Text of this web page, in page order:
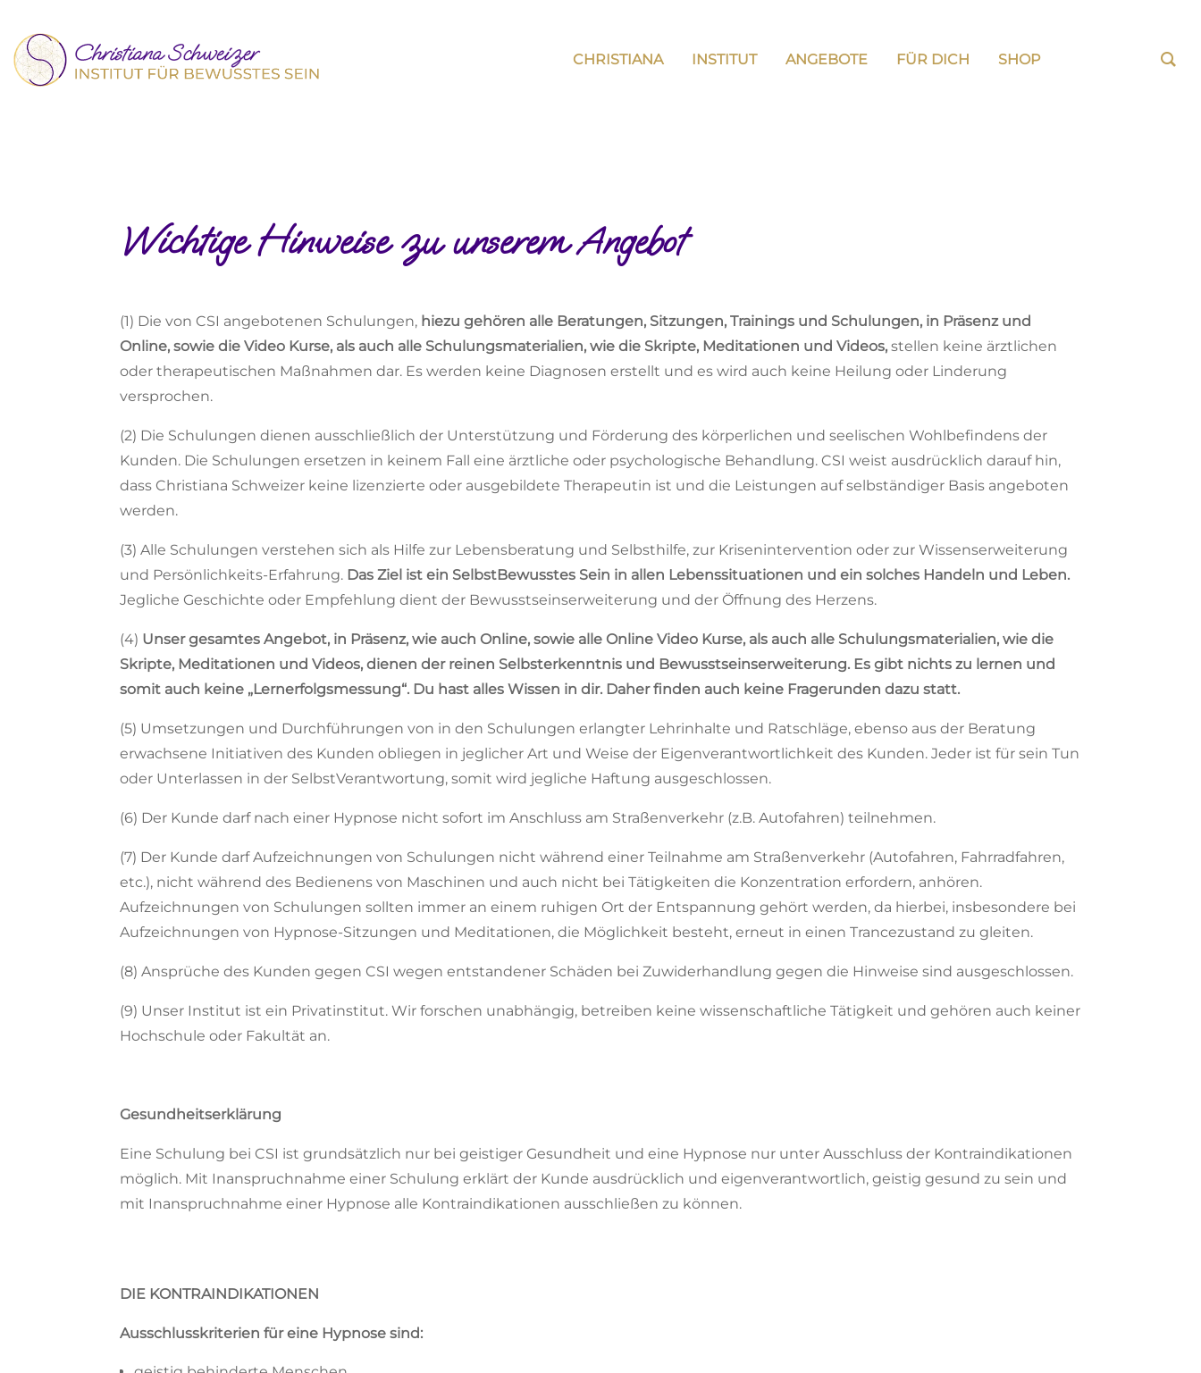
CHRISTIANA INSTITUT ANGEBOTE FÜR DICH SHOP
Wichtige Hinweise zu unserem Angebot
(1) Die von CSI angebotenen Schulungen, hiezu gehören alle Beratungen, Sitzungen, Trainings und Schulungen, in Präsenz und
Online, sowie die Video Kurse, als auch alle Schulungsmaterialien, wie die Skripte, Meditationen und Videos, stellen keine ärztlichen
oder therapeutischen Maßnahmen dar. Es werden keine Diagnosen erstellt und es wird auch keine Heilung oder Linderung
versprochen.
(2) Die Schulungen dienen ausschließlich der Unterstützung und Förderung des körperlichen und seelischen Wohlbefindens der
Kunden. Die Schulungen ersetzen in keinem Fall eine ärztliche oder psychologische Behandlung. CSI weist ausdrücklich darauf hin,
dass Christiana Schweizer keine lizenzierte oder ausgebildete Therapeutin ist und die Leistungen auf selbständiger Basis angeboten
werden.
(3) Alle Schulungen verstehen sich als Hilfe zur Lebensberatung und Selbsthilfe, zur Krisenintervention oder zur Wissenserweiterung
und Persönlichkeits-Erfahrung. Das Ziel ist ein SelbstBewusstes Sein in allen Lebenssituationen und ein solches Handeln und Leben.
Jegliche Geschichte oder Empfehlung dient der Bewusstseinserweiterung und der Öffnung des Herzens.
(4) Unser gesamtes Angebot, in Präsenz, wie auch Online, sowie alle Online Video Kurse, als auch alle Schulungsmaterialien, wie die
Skripte, Meditationen und Videos, dienen der reinen Selbsterkenntnis und Bewusstseinserweiterung. Es gibt nichts zu lernen und
somit auch keine „Lernerfolgsmessung“. Du hast alles Wissen in dir. Daher finden auch keine Fragerunden dazu statt.
(5) Umsetzungen und Durchführungen von in den Schulungen erlangter Lehrinhalte und Ratschläge, ebenso aus der Beratung
erwachsene Initiativen des Kunden obliegen in jeglicher Art und Weise der Eigenverantwortlichkeit des Kunden. Jeder ist für sein Tun
oder Unterlassen in der SelbstVerantwortung, somit wird jegliche Haftung ausgeschlossen.
(6) Der Kunde darf nach einer Hypnose nicht sofort im Anschluss am Straßenverkehr (z.B. Autofahren) teilnehmen.
(7) Der Kunde darf Aufzeichnungen von Schulungen nicht während einer Teilnahme am Straßenverkehr (Autofahren, Fahrradfahren,
etc.), nicht während des Bedienens von Maschinen und auch nicht bei Tätigkeiten die Konzentration erfordern, anhören.
Aufzeichnungen von Schulungen sollten immer an einem ruhigen Ort der Entspannung gehört werden, da hierbei, insbesondere bei
Aufzeichnungen von Hypnose-Sitzungen und Meditationen, die Möglichkeit besteht, erneut in einen Trancezustand zu gleiten.
(8) Ansprüche des Kunden gegen CSI wegen entstandener Schäden bei Zuwiderhandlung gegen die Hinweise sind ausgeschlossen.
(9) Unser Institut ist ein Privatinstitut. Wir forschen unabhängig, betreiben keine wissenschaftliche Tätigkeit und gehören auch keiner
Hochschule oder Fakultät an.
Gesundheitserklärung
Eine Schulung bei CSI ist grundsätzlich nur bei geistiger Gesundheit und eine Hypnose nur unter Ausschluss der Kontraindikationen
möglich. Mit Inanspruchnahme einer Schulung erklärt der Kunde ausdrücklich und eigenverantwortlich, geistig gesund zu sein und
mit Inanspruchnahme einer Hypnose alle Kontraindikationen ausschließen zu können.
DIE KONTRAINDIKATIONEN
Ausschlusskriterien für eine Hypnose sind: